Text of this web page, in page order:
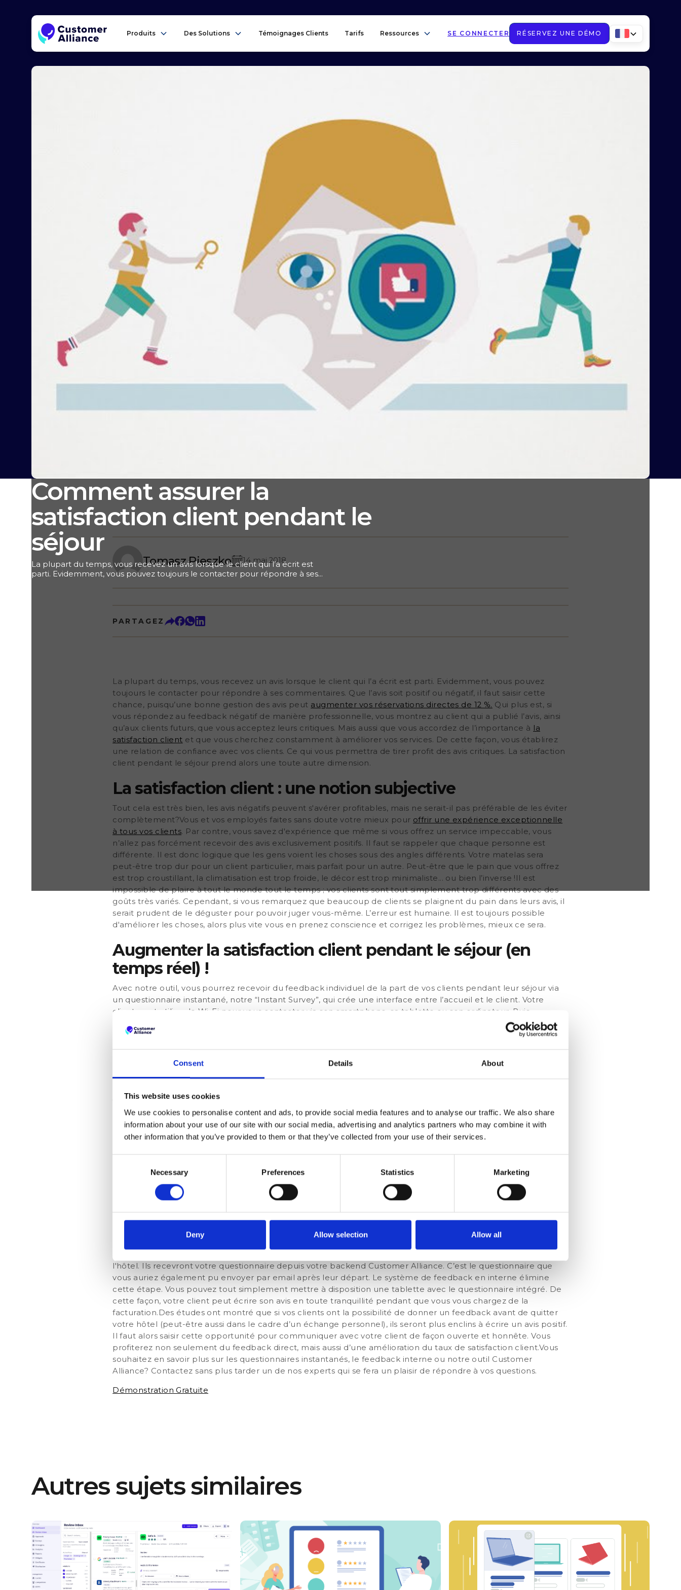
Consent Details About
This website uses cookies
We use cookies to personalise content and ads, to provide social media features and to analyse our traffic. We also share
information about your use of our site with our social media, advertising and analytics partners who may combine it with
other information that you’ve provided to them or that they’ve collected from your use of their services.
Necessary Preferences Statistics Marketing
Deny Allow selection Allow all
Produits Des Solutions Témoignages Clients Tarifs Ressources SE CONNECTER RÉSERVEZ UNE DÉMO
Comment assurer la
satisfaction client pendant le
séjour
La plupart du temps, vous recevez un avis lorsque le client qui l’a écrit est
parti. Evidemment, vous pouvez toujours le contacter pour répondre à ses
futurs, que vous acceptez leurs critiques. Mais aussi que vous accordez de
bien, les avis négatifs peuvent
Tomasz Pieszko 14 mai 2018
PARTAGEZ
La plupart du temps, vous recevez un avis lorsque le client qui l’a écrit est parti. Evidemment, vous pouvez
toujours le contacter pour répondre à ses commentaires. Que l’avis soit positif ou négatif, il faut saisir cette
chance, puisqu’une bonne gestion des avis peut augmenter vos réservations directes de 12 %. Qui plus est, si
vous répondez au feedback négatif de manière professionnelle, vous montrez au client qui a publié l’avis, ainsi
qu’aux clients futurs, que vous acceptez leurs critiques. Mais aussi que vous accordez de l’importance à
la
satisfaction client et que vous cherchez constamment à améliorer vos services. De cette façon, vous établirez
une relation de confiance avec vos clients. Ce qui vous permettra de tirer profit des avis critiques. La satisfaction
client pendant le séjour prend alors une toute autre dimension.
La satisfaction client : une notion subjective
Tout cela est très bien, les avis négatifs peuvent s'avérer profitables, mais ne serait-il pas préférable de les éviter
complètement?Vous et vos employés faites sans doute votre mieux pour offrir une expérience exceptionnelle
à tous vos clients. Par contre, vous savez d'expérience que même si vous offrez un service impeccable, vous
n’allez pas forcément recevoir des avis exclusivement positifs. Il faut se rappeler que chaque personne est
différente. Il est donc logique que les gens voient les choses sous des angles différents. Votre matelas sera
peut-être trop dur pour un client particulier, mais parfait pour un autre. Peut-être que le pain que vous offrez
est trop croustillant, la climatisation est trop froide, le décor est trop minimaliste... ou bien l’inverse !Il est
impossible de plaire à tout le monde tout le temps ; vos clients sont tout simplement trop différents avec des
goûts très variés. Cependant, si vous remarquez que beaucoup de clients se plaignent du pain dans leurs avis, il
serait prudent de le déguster pour pouvoir juger vous-même. L’erreur est humaine. Il est toujours possible
d'améliorer les choses, alors plus vite vous en prenez conscience et corrigez les problèmes, mieux ce sera.
Augmenter la satisfaction client pendant le séjour (en
temps réel) !
Avec notre outil, vous pourrez recevoir du feedback individuel de la part de vos clients pendant leur séjour via
un questionnaire instantané, notre “Instant Survey”, qui crée une interface entre l’accueil et le client. Votre
client peut utiliser le Wi-Fi pour vous contacter via son smartphone, sa tablette ou son ordinateur. Puis
expliquer la situation sans difficulté. Vous pouvez alors vous occuper du problème tout de suite pour trouver
une solution. Grâce à cette méthode de communication facile et directe, le client n’est pas obligé de venir vous
Améliorer votre classement avec les questionnaires
instantanés
Grâce au feedback direct recueilli par les questionnaires instantanés, vous pouvez non seulement améliorer
l'expérience client. Mais aussi identifier, résoudre et par la suite éviter des problèmes dont vous n'étiez pas
conscient. En cherchant activement à mesurer la satisfaction client pendant le séjour, vous pourrez vous
améliorer constamment. Donc recevoir moins d’avis négatifs, ce qui entraîne un meilleur classement ainsi
qu’une meilleure note sur TripAdvisor, Facebook, Google et les autres plateformes d’avis.
Recueillir du feedback en interne et recevoir plus d’avis
positifs
l'hôtel. Ils recevront votre questionnaire depuis votre backend Customer Alliance. C’est le questionnaire que
vous auriez également pu envoyer par email après leur départ. Le système de feedback en interne élimine
cette étape. Vous pouvez tout simplement mettre à disposition une tablette avec le questionnaire intégré. De
cette façon, votre client peut écrire son avis en toute tranquillité pendant que vous vous chargez de la
facturation.Des études ont montré que si vos clients ont la possibilité de donner un feedback avant de quitter
votre hôtel (peut-être aussi dans le cadre d’un échange personnel), ils seront plus enclins à écrire un avis positif.
Il faut alors saisir cette opportunité pour communiquer avec votre client de façon ouverte et honnête. Vous
profiterez non seulement du feedback direct, mais aussi d’une amélioration du taux de satisfaction client.Vous
souhaitez en savoir plus sur les questionnaires instantanés, le feedback interne ou notre outil Customer
Alliance? Contactez sans plus tarder un de nos experts qui se fera un plaisir de répondre à vos questions.
Démonstration Gratuite
Autres sujets similaires